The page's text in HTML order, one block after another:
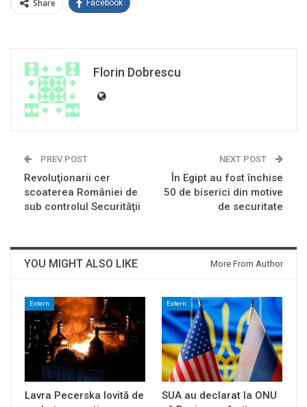
Share Facebook
Florin Dobrescu
PREV POST
Revoluţionarii cer
scoaterea României de
sub controlul Securităţii
NEXT POST
În Egipt au fost închise
50 de biserici din motive
de securitate
YOU MIGHT ALSO LIKE More From Author
Extern
Lavra Pecerska lovită de
Extern
SUA au declarat la ONU